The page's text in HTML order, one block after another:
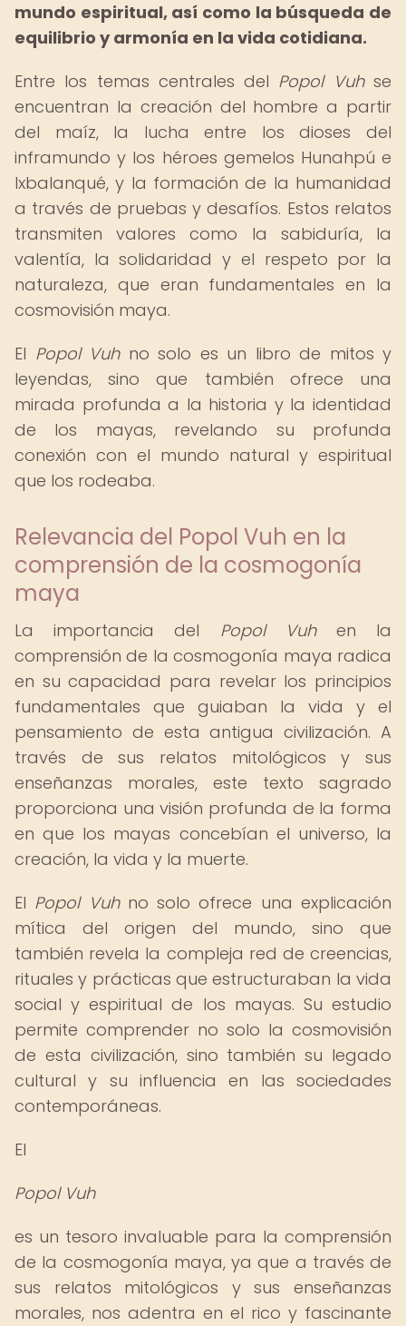
mundo espiritual, así como la búsqueda de
equilibrio y armonía en la vida cotidiana.
Entre los temas centrales del Popol Vuhse
encuentran la creación del hombre a partir
del maíz, la lucha entre los dioses del
inframundo y los héroes gemelos Hunahpú e
Ixbalanqué, y la formación de la humanidad
a través de pruebas y desafíos. Estos relatos
transmiten valores como la sabiduría, la
valentía, la solidaridad y el respeto por la
naturaleza, que eran fundamentales en la
cosmovisión maya.
El Popol Vuhno solo es un libro de mitos y
leyendas, sino que también ofrece una
mirada profunda a la historia y la identidad
de los mayas, revelando su profunda
conexión con el mundo natural y espiritual
que los rodeaba.
Relevancia del Popol Vuh en la
comprensión de la cosmogonía
maya
La importancia del Popol Vuhen la
comprensión de la cosmogonía maya radica
en su capacidad para revelar los principios
fundamentales que guiaban la vida y el
pensamiento de esta antigua civilización. A
través de sus relatos mitológicos y sus
enseñanzas morales, este texto sagrado
proporciona una visión profunda de la forma
en que los mayas concebían el universo, la
creación, la vida y la muerte.
El Popol Vuhno solo ofrece una explicación
mítica del origen del mundo, sino que
también revela la compleja red de creencias,
rituales y prácticas que estructuraban la vida
social y espiritual de los mayas. Su estudio
permite comprender no solo la cosmovisión
de esta civilización, sino también su legado
cultural y su influencia en las sociedades
contemporáneas.
El
Popol Vuh
es un tesoro invaluable para la comprensión
de la cosmogonía maya, ya que a través de
sus relatos mitológicos y sus enseñanzas
morales, nos adentra en el rico y fascinante